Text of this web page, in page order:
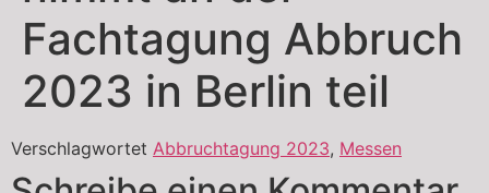
Fachtagung Abbruch
2023 in Berlin teil
Verschlagwortet Abbruchtagung 2023, Messen